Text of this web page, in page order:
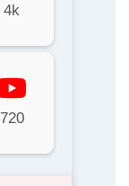
4k
720